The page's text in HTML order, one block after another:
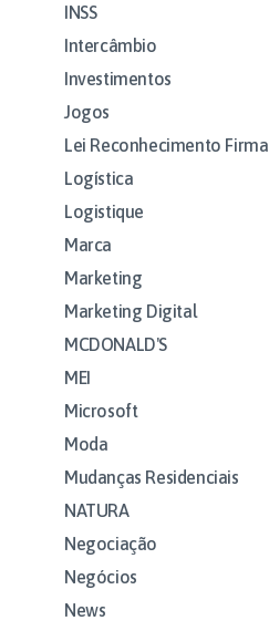
INSS
Intercâmbio
Investimentos
Jogos
Lei Reconhecimento Firma
Logística
Logistique
Marca
Marketing
Marketing Digital
MCDONALD'S
MEI
Microsoft
Moda
Mudanças Residenciais
NATURA
Negociação
Negócios
News